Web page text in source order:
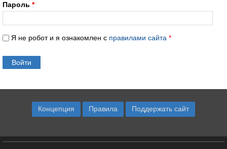
Пароль *
Я не робот и я ознакомлен с правилами сайта *
Концепция Правила Поддержать сайт